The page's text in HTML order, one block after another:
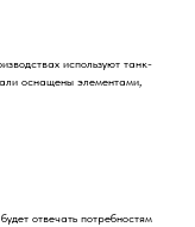
используют танк-
оснащены элементами,
отвечать потребностям